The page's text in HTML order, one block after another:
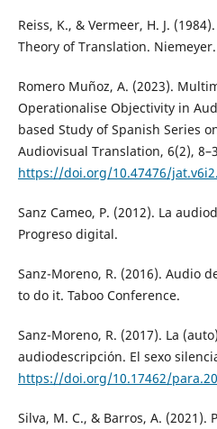
Reiss, K., & Vermeer, H. J.
Theory of Translation. Niemeyer.
Romero Muñoz, A. (2023).
Operationalise Objectivity in
based Study of Spanish Series
Audiovisual Translation, 6(2),
https://doi.org/10.47476/
Sanz Cameo, P. (2012). La
Progreso digital.
Sanz-Moreno, R. (2016). Audio
to do it. Taboo Conference.
Sanz-Moreno, R. (2017). La
audiodescripción. El sexo
https://doi.org/10.17462/
Silva, M. C., & Barros, A. (2021).